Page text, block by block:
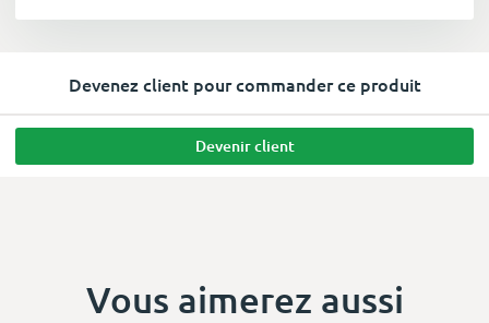
Devenez client pour commander ce produit
Devenir client
Vous aimerez aussi